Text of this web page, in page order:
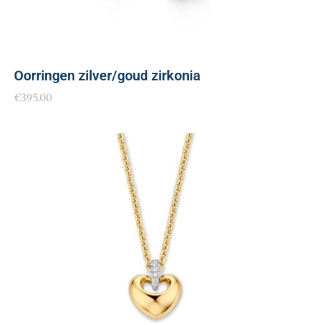
Oorringen zilver/goud zirkonia
€395.00